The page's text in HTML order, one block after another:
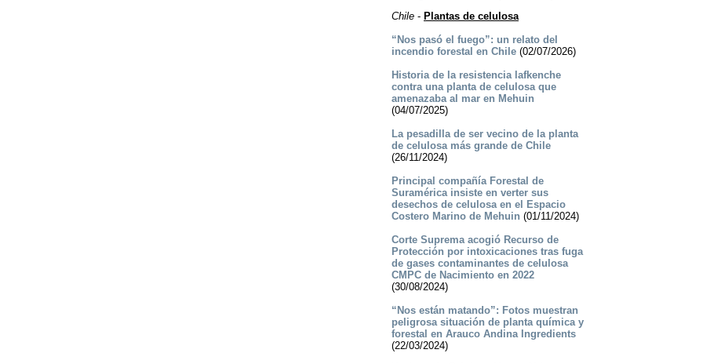
Chile- Plantas de celulosa
“Nos pasó el fuego”: un relato del
incendio forestal en Chile(02/07/2026)
Historia de la resistencia lafkenche
contra una planta de celulosa que
amenazaba al mar en Mehuin
(04/07/2025)
La pesadilla de ser vecino de la planta
de celulosa más grande de Chile
(26/11/2024)
Principal compañía Forestal de
Suramérica insiste en verter sus
desechos de celulosa en el Espacio
Costero Marino de Mehuin (01/11/2024)
Corte Suprema acogió Recurso de
Protección por intoxicaciones tras fuga
de gases contaminantes de celulosa
CMPC de Nacimiento en 2022
(30/08/2024)
“Nos están matando”: Fotos muestran
peligrosa situación de planta química y
forestal en Arauco Andina Ingredients
(22/03/2024)